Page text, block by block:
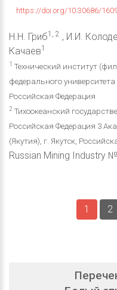
https://doi.org/10.30686/
Н.Н. Гриб1, 2 , И.И.
Качаев1
1 Технический институт
федерального
Российская Федерация
2 Тихоокеанский
Российская Федерация 3
(Якутия), г. Якутск,
Russian Mining Industry
1 2